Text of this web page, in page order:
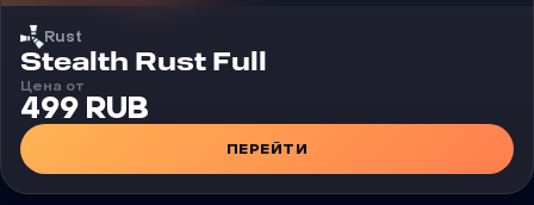
Rust
Чит
Stealth Rust Full
Цена от
499 RUB
ПЕРЕЙТИ